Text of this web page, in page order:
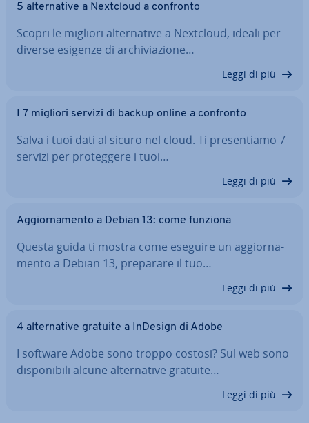
5 al­ter­na­ti­ve a Nextcloud a confronto
Scopri le migliori al­ter­na­ti­ve a Nextcloud, ideali per
diverse esigenze di ar­chi­via­zio­ne…
Leggi di più
I 7 migliori servizi di backup online a confronto
Salva i tuoi dati al sicuro nel cloud. Ti pre­sen­tia­mo 7
servizi per pro­teg­ge­re i tuoi…
Leggi di più
Ag­gior­na­men­to a Debian 13: come funziona
Questa guida ti mostra come eseguire un ag­gior­na­
men­to a Debian 13, preparare il tuo…
Leggi di più
4 al­ter­na­ti­ve gratuite a InDesign di Adobe
I software Adobe sono troppo costosi? Sul web sono
di­spo­ni­bi­li alcune al­ter­na­ti­ve gratuite…
Leggi di più